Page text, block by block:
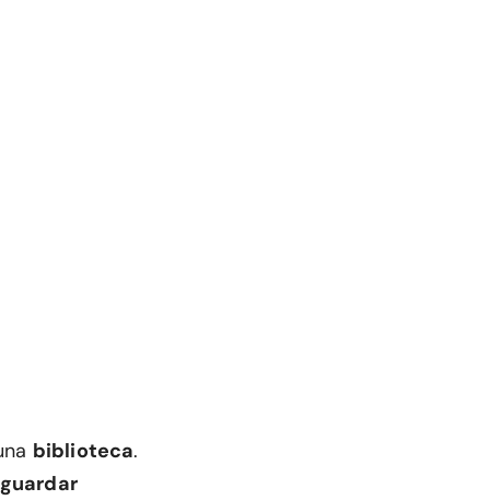
biblioteca.
guardar